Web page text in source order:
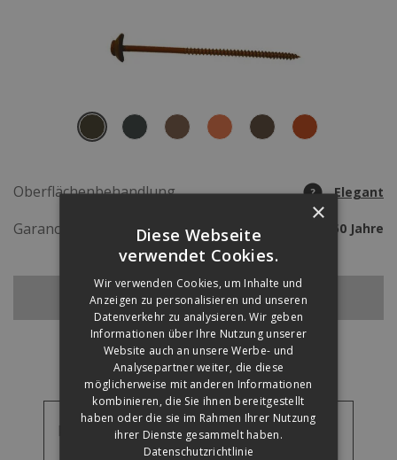
Oberflächenbehandlung ? Elegant
Garancia* 50 Jahre
ZURÜCK ZUM NORMALSTEIN
Referenzbilder
×
Diese Webseite
verwendet Cookies.
Wir verwenden Cookies, um Inhalte und
Anzeigen zu personalisieren und unseren
Datenverkehr zu analysieren. Wir geben
Informationen über Ihre Nutzung unserer
Website auch an unsere Werbe- und
Analysepartner weiter, die diese
möglicherweise mit anderen Informationen
kombinieren, die Sie ihnen bereitgestellt
haben oder die sie im Rahmen Ihrer Nutzung
ihrer Dienste gesammelt haben.
Datenschutzrichtlinie